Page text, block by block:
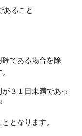
ること
である場合を除
３１日未満であっ
となります。